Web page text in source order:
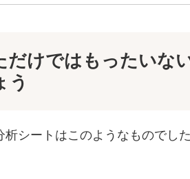
だけではもったいな
う
シートはこのようなものでした